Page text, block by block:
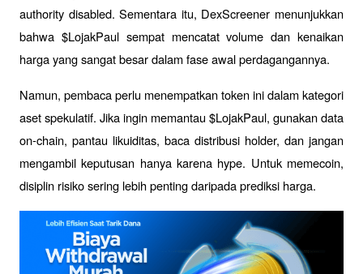
authority disabled. Sementara itu, DexScreener menunjukkan
bahwa $LojakPaul sempat mencatat volume dan kenaikan
harga yang sangat besar dalam fase awal perdagangannya.
Namun, pembaca perlu menempatkan token ini dalam kategori
aset spekulatif. Jika ingin memantau $LojakPaul, gunakan data
on-chain, pantau likuiditas, baca distribusi holder, dan jangan
mengambil keputusan hanya karena hype. Untuk memecoin,
disiplin risiko sering lebih penting daripada prediksi harga.